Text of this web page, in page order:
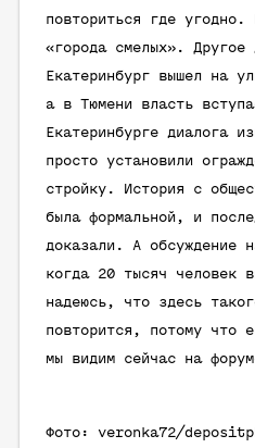
повториться где
«города смелых». Другое
Екатеринбург вышел на
а в Тюмени власть
Екатеринбурге диалога
просто установили
стройку. История с
была формальной, и
доказали. А обсуждение
когда 20 тысяч человек
надеюсь, что здесь
повторится, потому что
мы видим сейчас на
Фото: veronka72/